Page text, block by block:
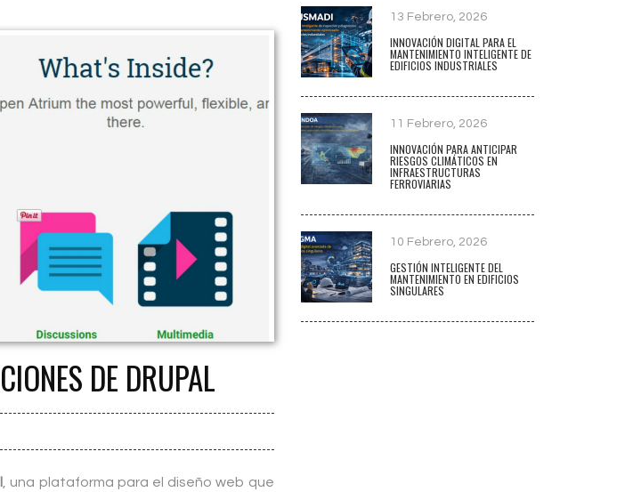
DE DRUPAL
, una plataforma para el diseño web que
13 Febrero, 2026
INNOVACIÓN DIGITAL PARA EL
MANTENIMIENTO INTELIGENTE DE
EDIFICIOS INDUSTRIALES
11 Febrero, 2026
INNOVACIÓN PARA ANTICIPAR
RIESGOS CLIMÁTICOS EN
INFRAESTRUCTURAS
FERROVIARIAS
10 Febrero, 2026
GESTIÓN INTELIGENTE DEL
MANTENIMIENTO EN EDIFICIOS
SINGULARES